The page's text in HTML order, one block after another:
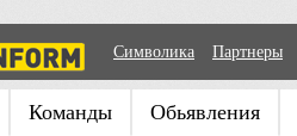
Символика Партнеры
Команды Обьявления